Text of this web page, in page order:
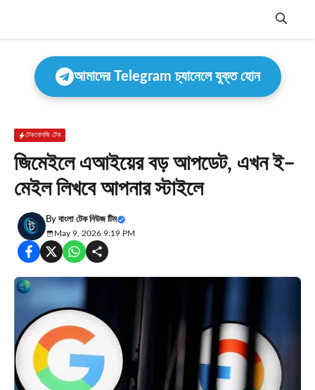
Menu
আমাদের Telegram চ্যানেলে যুক্ত হোন
টেকনোলজি টেক
জিমেইলে এআইয়ের বড় আপডেট, এখন ই–
মেইল লিখবে আপনার স্টাইলে
By বাংলা টেক নিউজ টিম
May 9, 2026 9:19 PM